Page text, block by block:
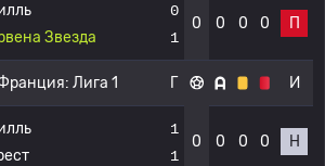
Звезда
0
1
0 0 0 0 П
Лига 1 Г И
1
1
0 0 0 0 Н